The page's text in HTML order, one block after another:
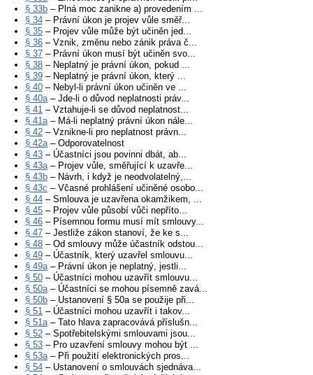
§ 33b – Plná moc zanikne a) provedením ...
§ 34 – Právní úkon je projev vůle směř...
§ 35 – Projev vůle může být učiněn jed...
§ 36 – Vznik, změnu nebo zánik práva č...
§ 37 – Právní úkon musí být učiněn svo...
§ 38 – Neplatný je právní úkon, pokud ...
§ 39 – Neplatný je právní úkon, který ...
§ 40 – Nebyl-li právní úkon učiněn ve ...
§ 40a– Jde-li o důvod neplatnosti práv...
§ 41 – Vztahuje-li se důvod neplatnost...
§ 41a– Má-li neplatný právní úkon nále...
§ 42 – Vznikne-li pro neplatnost právn...
§ 42a– Odporovatelnost
§ 43 – Účastníci jsou povinni dbát, ab...
§ 43a– Projev vůle, směřující k uzavře...
§ 43b – Návrh, i když je neodvolatelný,...
§ 43c – Včasné prohlášení učiněné osobo...
§ 44 – Smlouva je uzavřena okamžikem, ...
§ 45 – Projev vůle působí vůči nepříto...
§ 46 – Písemnou formu musí mít smlouvy...
§ 47 – Jestliže zákon stanoví, že ke s...
§ 48 – Od smlouvy může účastník odstou...
§ 49 – Účastník, který uzavřel smlouvu...
§ 49a– Právní úkon je neplatný, jestli...
§ 50 – Účastníci mohou uzavřít smlouvu...
§ 50a– Účastníci se mohou písemně zavá...
§ 50b – Ustanovení § 50a se použije při...
§ 51 – Účastníci mohou uzavřít i takov...
§ 51a– Tato hlava zapracovává příslušn...
§ 52 – Spotřebitelskými smlouvami jsou...
§ 53 – Pro uzavření smlouvy mohou být ...
§ 53a– Při použití elektronických pros...
§ 54 – Ustanovení o smlouvách sjednáva...